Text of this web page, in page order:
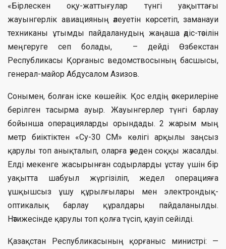
«Бірлескен оқу-жаттығулар түнгі уақыттағы
жауынгерлік авиацияның әлеуетін көрсетіп, заманауи
техниканы ұтымды пайдаланудың жаңаша әдіс-тәсілін
меңгеруге сеп болады, – дейді Өзбекстан
Республикасы Қорғаныс ведомствосының басшысы,
генерал-майор Абдусалом Азизов.
Сонымен, болған іске көшейік. Қос елдің әскерилеріне
берілген тасырма ауыр. Жауынгерлер түнгі барлау
бойынша операцияларды орындады. 2 жарым мың
метр биіктіктен «Су-30 СМ» көлігі арқылы заңсыз
қарулы топ анықталып, оларға әуеден соққы жасалды.
Елді мекенге жасырынған содырларды ұстау үшін бір
уақытта шабуыл жүргізіліп, жедел операцияға
ұшқышсыз ұшу құрылғылары мен электрондық-
оптикалық барлау құралдары пайдаланылды.
Нәтижесінде қарулы топ қолға түсіп, қауіп сейілді.
Қазақстан Республикасының қорғаныс министрі: —